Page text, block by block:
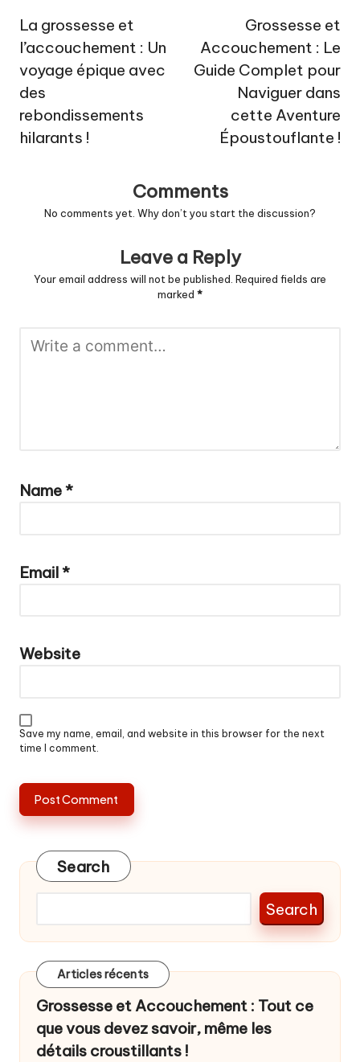
navigation
La grossesse et
l’accouchement : Un
voyage épique avec
des
rebondissements
hilarants !
Grossesse et
Accouchement : Le
Guide Complet pour
Naviguer dans
cette Aventure
Époustouflante !
Comments
No comments yet. Why don’t you start the discussion?
Leave a Reply
Your email address will not be published. Required fields are
marked *
Name*
Email*
Website
Save my name, email, and website in this browser for the next
time I comment.
Search
Search
Articles récents
Grossesse et Accouchement : Tout ce
que vous devez savoir, même les
détails croustillants !